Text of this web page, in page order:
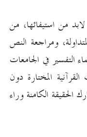
من استيفائها، من
ومراجعة النص
التفسير في الجامعات
المختارة دون
الحقيقة الكامنة وراء